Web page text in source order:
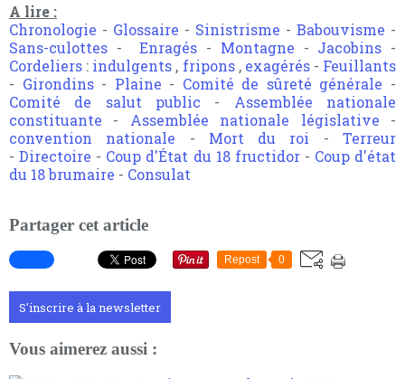
A lire :
Chronologie - Glossaire - Sinistrisme - Babouvisme -
Sans-culottes -Enragés - Montagne - Jacobins -
Cordeliers : indulgents , fripons, exagérés- Feuillants
- Girondins- Plaine - Comité de sûreté générale -
Comité de salut public - Assemblée nationale
constituante - Assemblée nationale législative -
convention nationale - Mort du roi -Terreur
-Directoire - Coup d'État du 18 fructidor- Coup d'état
du 18 brumaire - Consulat
Partager cet article
Repost 0
S'inscrire à la newsletter
Vous aimerez aussi :